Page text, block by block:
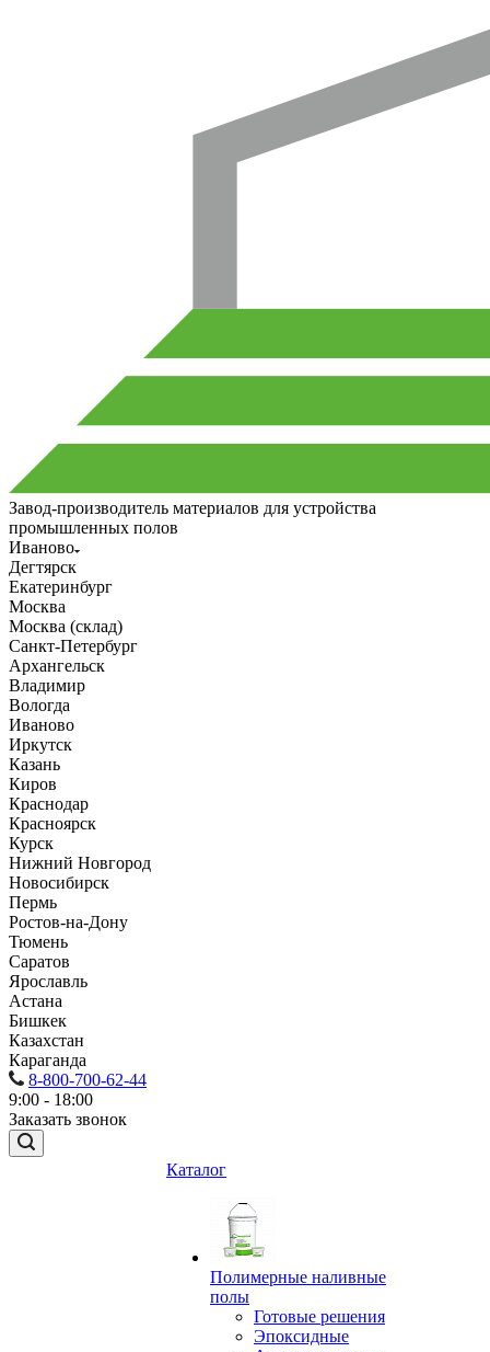
Завод-производитель материалов для устройства
промышленных полов
Иваново
Дегтярск
Екатеринбург
Москва
Москва (склад)
Санкт-Петербург
Архангельск
Владимир
Вологда
Иваново
Иркутск
Казань
Киров
Краснодар
Красноярск
Курск
Нижний Новгород
Новосибирск
Пермь
Ростов-на-Дону
Тюмень
Саратов
Ярославль
Астана
Бишкек
Казахстан
Караганда
8-800-700-62-44
9:00 - 18:00
Заказать звонок
Каталог
Полимерные наливные
полы
Готовые решения
Эпоксидные